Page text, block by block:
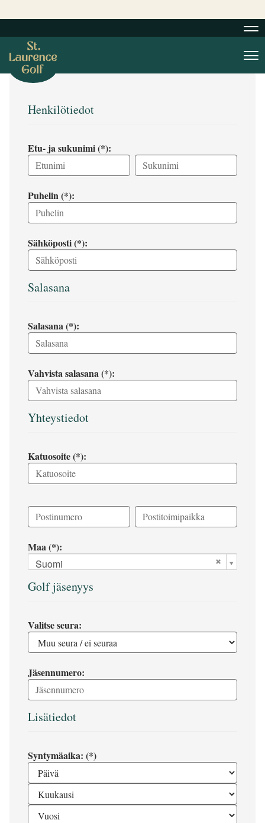
Henkilötiedot
Etu- ja sukunimi (*):
Puhelin (*):
Sähköposti (*):
Salasana
Salasana (*):
Vahvista salasana (*):
Yhteystiedot
Katuosoite (*):
Maa (*):
Suomi
Golf jäsenyys
Valitse seura:
Jäsennumero:
Lisätiedot
Syntymäaika: (*)